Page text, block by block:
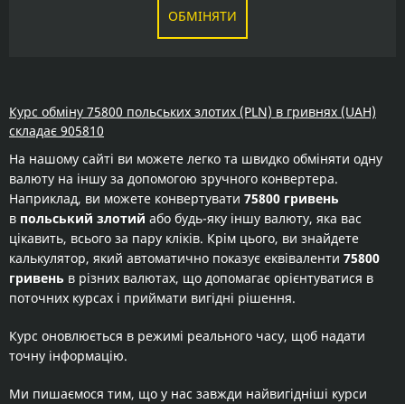
ОБМІНЯТИ
Курс обміну 75800 польських злотих (PLN) в гривнях (UAH)
складає 905810
На нашому сайті ви можете легко та швидко обміняти одну
валюту на іншу за допомогою зручного конвертера.
Наприклад, ви можете конвертувати 75800 гривень
в польський злотий або будь-яку іншу валюту, яка вас
цікавить, всього за пару кліків. Крім цього, ви знайдете
калькулятор, який автоматично показує еквіваленти 75800
гривень в різних валютах, що допомагає орієнтуватися в
поточних курсах і приймати вигідні рішення.
Курс оновлюється в режимі реального часу, щоб надати
точну інформацію.
Ми пишаємося тим, що у нас завжди найвигідніші курси